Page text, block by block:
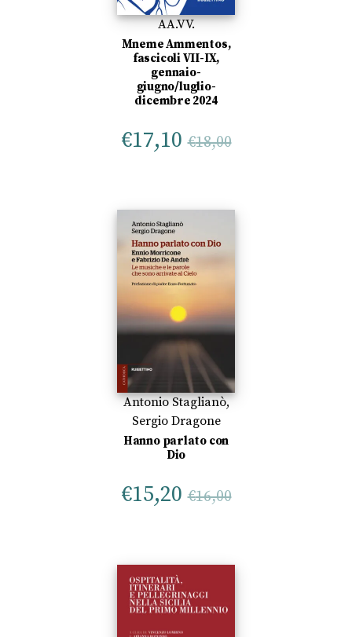
AA.VV.
Mneme Ammentos,
fascicoli VII-IX,
gennaio-
giugno/luglio-
dicembre 2024
€17,10 €18,00
Antonio Staglianò,
Sergio Dragone
Hanno parlato con
Dio
€15,20 €16,00